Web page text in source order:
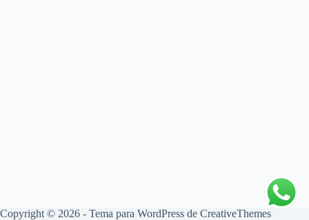
Copyright © 2026 - Tema para WordPress de CreativeThemes